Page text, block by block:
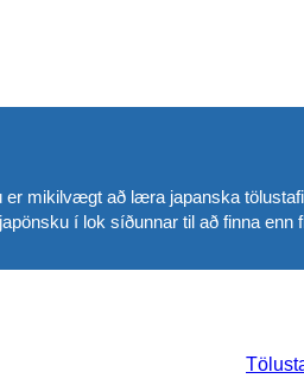
mikilvægt að læra japanska
í lok síðunnar til að finna enn